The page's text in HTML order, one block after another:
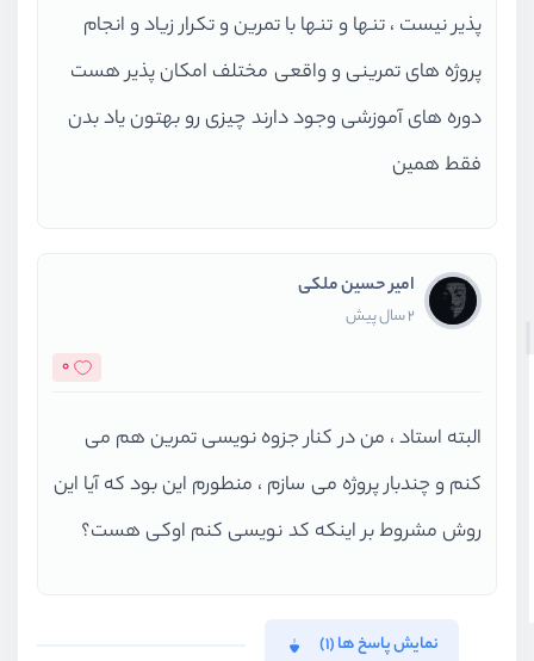
پذیر نیست ، تنها و تنها با تمرین و تکرار زیاد و انجام
پروژه های تمرینی و واقعی مختلف امکان پذیر هست
دوره های آموزشی وجود دارند چیزی رو بهتون یاد بدن
فقط همین
امیر حسین ملکی
2 سال پیش
0
البته استاد ، من در کنار جزوه نویسی تمرین هم می
کنم و چندبار پروژه می سازم ، منطورم این بود که آیا این
روش مشروط بر اینکه کد نویسی کنم اوکی هست؟
نمایش پاسخ ها (1)